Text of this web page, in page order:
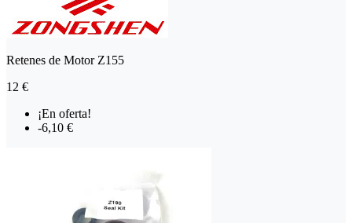
Retenes de Motor Z155
12 €
¡En oferta!
-6,10 €